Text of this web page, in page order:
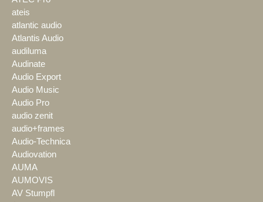
ateis
atlantic audio
Atlantis Audio
audiluma
Audinate
Audio Export
Audio Music
Audio Pro
audio zenit
audio+frames
Audio-Technica
Audiovation
AUMA
AUMOVIS
AV Stumpfl